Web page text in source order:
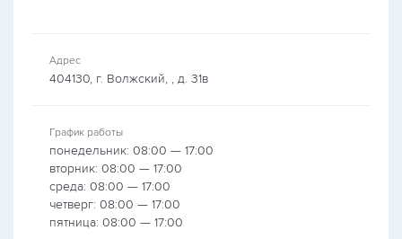
Адрес
404130, г. Волжский, , д. 31в
График работы
понедельник: 08:00 — 17:00
вторник: 08:00 — 17:00
среда: 08:00 — 17:00
четверг: 08:00 — 17:00
пятница: 08:00 — 17:00